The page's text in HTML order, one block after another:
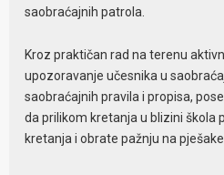
saobraćajnih patrola.
Kroz praktičan rad na terenu
upozoravanje učesnika u
saobraćajnih pravila i propisa,
da prilikom kretanja u blizini škola
kretanja i obrate pažnju na pješake.